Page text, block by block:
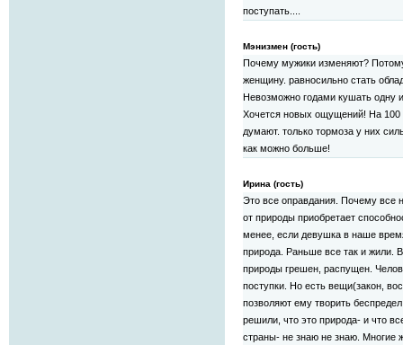
поступать....
Мэнизмен (гость)
Почему мужики изменяют?
женщину. равносильно стать
Невозможно годами кушать одну
Хочется новых ощущений! На 100
думают. только тормоза у них
как можно больше!
Ирина (гость)
Это все оправдания. Почему все
от природы приобретает
менее, если девушка в наше
природа. Раньше все так и жили.
природы грешен, распущен.
поступки. Но есть вещи(закон,
позволяют ему творить
решили, что это природа- и что
страны- не знаю не знаю. Многие